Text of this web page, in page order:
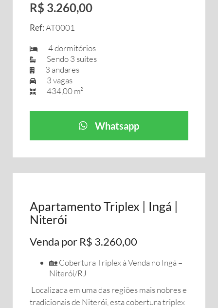
R$ 3.260,00
Ref:AT0001
4 dormitórios
Sendo 3 suítes
3 andares
3 vagas
434,00 m²
Whatsapp
Apartamento Triplex | Ingá |
Niterói
Venda por R$ 3.260,00
🏡 Cobertura Triplex à Venda no Ingá –
Niterói/RJ
Localizada em uma das regiões mais nobres e
tradicionais de Niterói, esta cobertura triplex